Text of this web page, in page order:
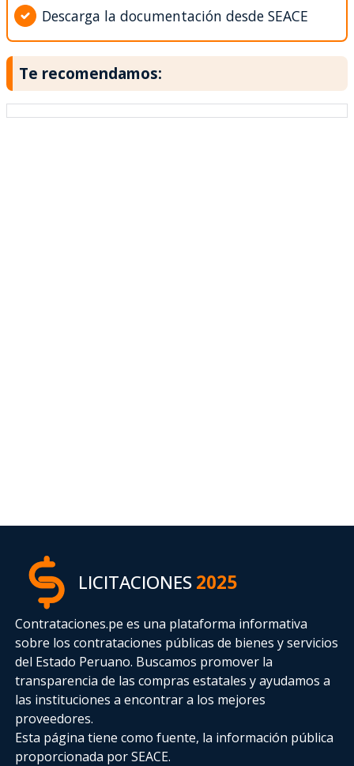
Descarga la documentación desde SEACE
Te recomendamos:
LICITACIONES2025
Contrataciones.pe es una plataforma informativa
sobre los contrataciones públicas de bienes y servicios
del Estado Peruano. Buscamos promover la
transparencia de las compras estatalesy ayudamos a
las instituciones a encontrar a los mejores
proveedores.
Esta página tiene como fuente, la información pública
proporcionada por SEACE.